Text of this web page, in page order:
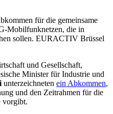
für die gemeinsame
Mobilfunknetzen, die in
sollen. EURACTIV Brüssel
und Gesellschaft,
Minister für Industrie und
unterzeichneten ein Abkommen,
und den Zeitrahmen für die
vorgibt.